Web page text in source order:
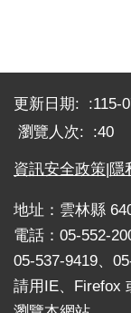
捐
款、
募
集
災
害
救
助
資
更新日期:
115-
瀏覽人次:
40
資訊安全政策 隱
地址：雲林縣
電話：05-552-
05-537-9419、
請用IE、Firefox